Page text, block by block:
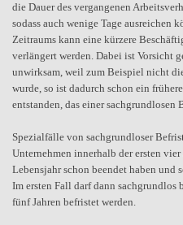
die Dauer des vergangenen
sodass auch wenige Tage ausreichen
Zeitraums kann eine kürzere
verlängert werden. Dabei ist Vorsicht
unwirksam, weil zum Beispiel nicht
wurde, so ist dadurch schon ein
entstanden, das einer sachgrundlosen
Spezialfälle von sachgrundloser
Unternehmen innerhalb der ersten
Lebensjahr schon beendet haben
Im ersten Fall darf dann sachgrundlos
fünf Jahren befristet werden.